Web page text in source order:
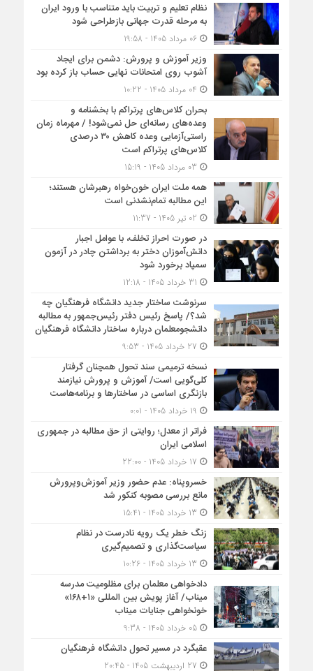
نظام تعلیم و تربیت باید متناسب با ورود ایران
به مرحله قدرت جهانی بازطراحی شود
06 مرداد 1405 - 19:58
وزیر آموزش و پرورش: دشمن برای ایجاد
آشوب روی امتحانات نهایی حساب باز کرده بود
بحران کلاس‌های پرتراکم با بخشنامه و
وعده‌های رسانه‌ای حل نمی‌شود! / مهرماه زمان
راستی‌آزمایی وعده کاهش ۳۰ درصدی
کلاس‌های پرتراکم است
همه ملت ایران خون‌خواه رهبرشان هستند؛
این مطالبه تمام‌نشدنی است
در صورت احراز تخلف، با عوامل اجبار
دانش‌آموزان دختر به برداشتن چادر در آزمون
سمپاد برخورد شود
سرنوشت ساختار جدید دانشگاه فرهنگیان چه
شد؟/ پاسخ رئیس دفتر رئیس‌جمهور به مطالبه
دانشجومعلمان درباره ساختار دانشگاه فرهنگیان
نسخه ترمیمی سند تحول همچنان گرفتار
کلی‌گویی است/ آموزش و پرورش نیازمند
بازنگری اساسی در ساختارها و برنامه‌هاست
فراتر از معدل؛ روایتی از حق مطالبه در جمهوری
اسلامی ایران
خسروپناه: عدم حضور وزیر آموزش‌وپرورش
مانع بررسی مصوبه کنکور شد
زنگ خطر یک رویه نادرست در نظام
سیاست‌گذاری و تصمیم‌گیری
دادخواهی معلمان برای مظلومیت مدرسه
میناب/ آغاز پویش بین المللی «۱+۱۶۸»
خونخواهی جنایات میناب
05 خرداد 1405 - 9:38
عقبگرد در مسیر تحول دانشگاه فرهنگیان